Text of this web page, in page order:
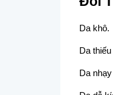
Da khô.
Da
Da